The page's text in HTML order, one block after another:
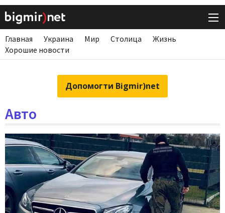
Главная Украина Мир Столица
Жизнь
Хорошие новости
Допомогти Bigmir)net
Авто